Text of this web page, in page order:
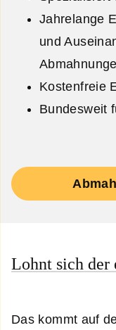
Jahrelange
und
Kostenfreie
Bundesweit
Lohnt sich der
Das kommt auf